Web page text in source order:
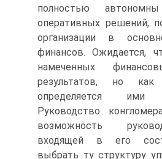
полностью
оперативных решений,
организации в
финансов. Ожидается,
намеченных
результатов, но как
определяется ими
Руководство
возможность
входящей в его
выбрать ту структуру